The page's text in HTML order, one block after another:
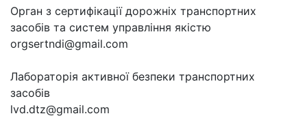
Орган з сертифікації дорожніх транспортних
засобів та систем управління якістю
orgsertndi@gmail.com
Лабораторія активної безпеки транспортних
засобів
lvd.dtz@gmail.com